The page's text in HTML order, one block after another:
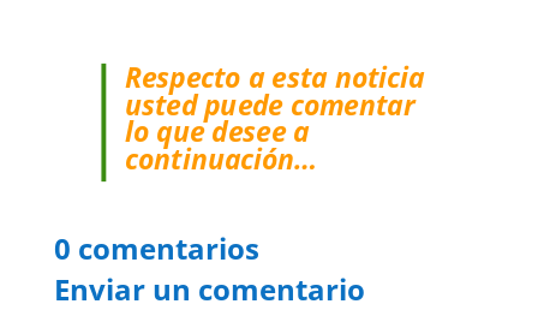
Respecto a esta noticia
usted puede comentar
lo que desee a
continuación…
0 comentarios
Enviar un comentario